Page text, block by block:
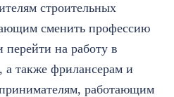
строительных
сменить профессию
на работу в
а также фрилансерам и
работающим